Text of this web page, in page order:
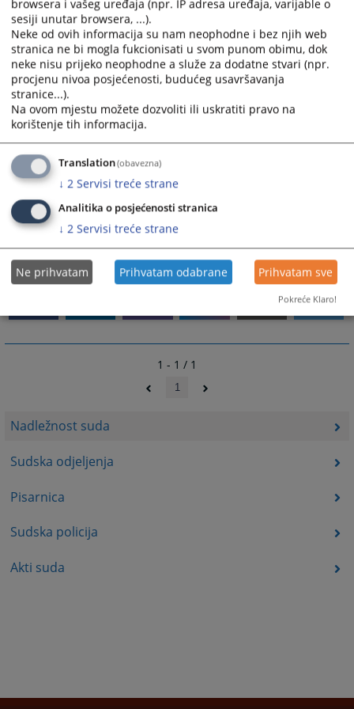
Nadležnost suda
Sudska odjeljenja
Pisarnica
Sudska policija
Akti suda
3) Ostalo:
a) da rješava o sukobu mjesne nadležnosti između općinskih sudova
sa područja kantona,
b) da odlučuje o prijenosu mjesne nadležnosti sa jednog općinskog
suda na drugi općinski sud na području kantona,
c) da odlučuje o brisanju osude i prestanku mjera sigurnosti i pravnih
posljedica osude na osnovu sudske odluke,
d) da postupa po molbama za pomilovanje u skladu sa zakonom,
e) da rješava o priznavanju odluka stranih sudova, stranih trgovačkih
sudova i stranih arbitraža,
f) da pruža međunarodnu pravnu pomoć u krivičnim predmetima i
g) da obavlja druge poslove određene zakonom.
5479PREGLEDA
1 - 1 / 1
1
browsera i vašeg uređaja (npr. IP adresa uređaja, varijable o
sesiji unutar browsera, ...).
Neke od ovih informacija su nam neophodne i bez njih web
stranica ne bi mogla fukcionisati u svom punom obimu, dok
neke nisu prijeko neophodne a služe za dodatne stvari (npr.
procjenu nivoa posjećenosti, budućeg usavršavanja
stranice...).
Na ovom mjestu možete dozvoliti ili uskratiti pravo na
korištenje tih informacija.
Translation(obavezna)
↓ 2 Servisi treće strane
Analitika o posjećenosti stranica
↓ 2 Servisi treće strane
Ne prihvatam Prihvatam odabrane Prihvatam sve
Pokreće Klaro!